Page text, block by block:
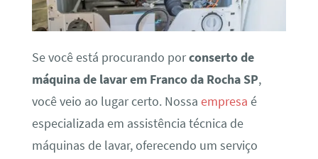
Se você está procurando porconserto de
máquina de lavar em Franco da Rocha SP,
você veio ao lugar certo. Nossa empresa é
especializada em assistência técnica de
máquinas de lavar, oferecendo um serviço